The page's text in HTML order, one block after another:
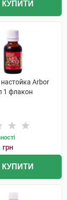
КУПИТИ
настойка Arbor
1 флакон
грн
КУПИТИ